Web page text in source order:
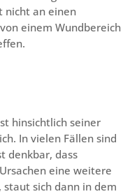
nicht an einen
einem Wundbereich
hinsichtlich seiner
In vielen Fällen sind
denkbar, dass
eine weitere
sich dann in dem